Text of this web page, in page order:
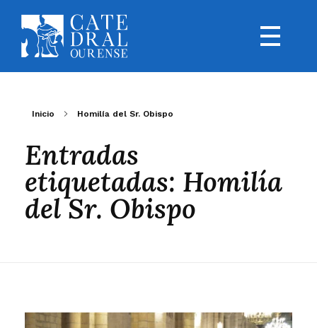
Inicio Homilía del Sr. Obispo
Entradas
etiquetadas: Homilía
del Sr. Obispo